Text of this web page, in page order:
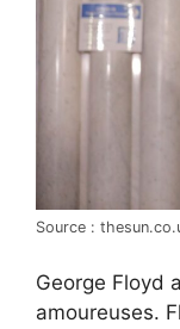
Source :
George Floyd
amoureuses.